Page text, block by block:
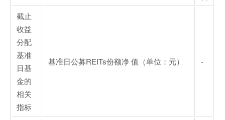
截止
收益
分配
基准
日基
金的
相关
指标
基准日公募REITs份额净 值（单位：元） -